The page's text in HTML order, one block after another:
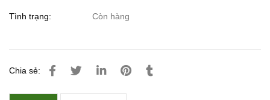
Tình trạng: Còn hàng
Chia sẻ: